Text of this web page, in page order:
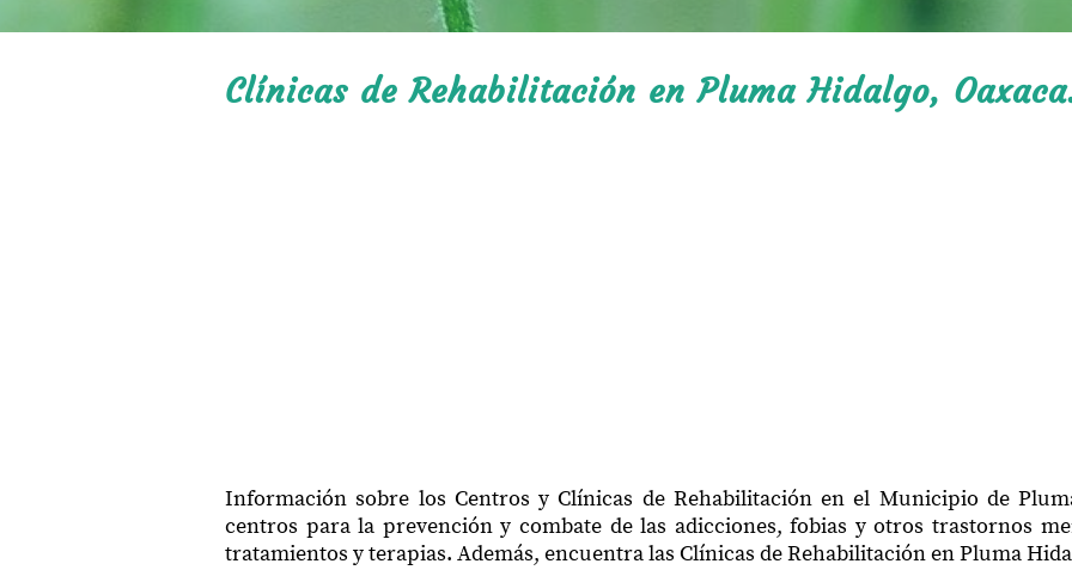
Clínicas de Rehabilitación en Pluma Hidalgo,
Información sobre los Centros y Clínicas de Rehabilitación en el Municipio de
centros para la prevención y combate de las adicciones, fobias y otros trastornos
tratamientos y terapias. Además, encuentra las Clínicas de Rehabilitación en Pluma